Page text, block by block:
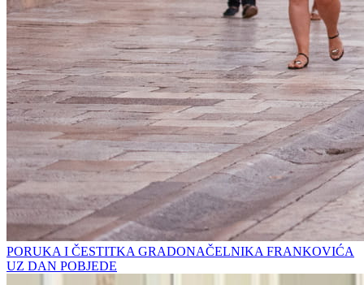
PORUKA I ČESTITKA GRADONAČELNIKA FRANKOVIĆA
UZ DAN POBJEDE